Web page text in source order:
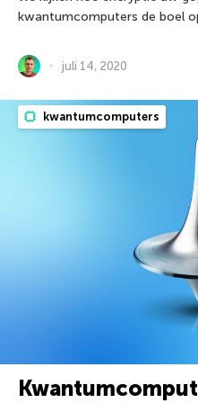
kwantumcomputers de boel
juli 14, 2020
kwantumcomputers